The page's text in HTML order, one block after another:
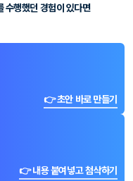
수행했던 경험이 있다면
👉 초안 바로 만들기
👉 내용 붙여넣고 첨삭하기